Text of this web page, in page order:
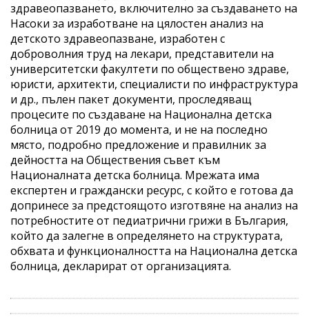
здравеопазването, включително за създаването на
Насоки за изработване на цялостен анализ на
детското здравеопазване, изработен с
доброволния труд на лекари, представители на
университетски факултети по обществено здраве,
юристи, архитекти, специалисти по инфраструктура
и др., пълен пакет документи, проследяващ
процесите по създаване на Национална детска
болница от 2019 до момента, и не на последно
място, подробно предложение и правилник за
дейността на Обществения съвет към
Националната детска болница. Мрежата има
експертен и граждански ресурс, с който е готова да
допринесе за предстоящото изготвяне на анализ на
потребностите от педиатрични грижи в България,
който да залегне в определянето на структурата,
обхвата и функционалността на Национална детска
болница, декларират от организацията.